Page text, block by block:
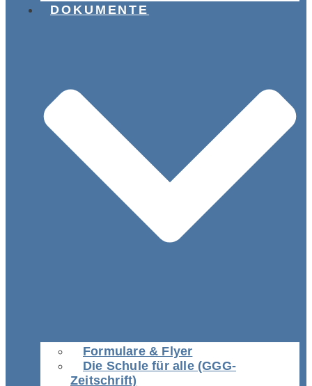
DOKUMENTE
Formulare & Flyer
Die Schule für alle (GGG-
Zeitschrift)